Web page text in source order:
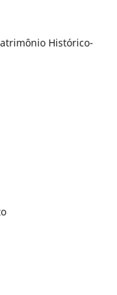
Histórico-